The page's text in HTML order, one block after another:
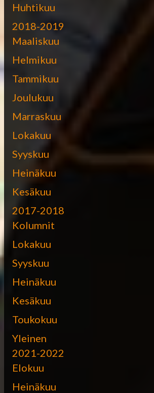
Huhtikuu
2018-2019
Maaliskuu
Helmikuu
Tammikuu
Joulukuu
Marraskuu
Lokakuu
Syyskuu
Heinäkuu
Kesäkuu
2017-2018
Kolumnit
Lokakuu
Syyskuu
Heinäkuu
Kesäkuu
Toukokuu
Yleinen
2021-2022
Elokuu
Heinäkuu